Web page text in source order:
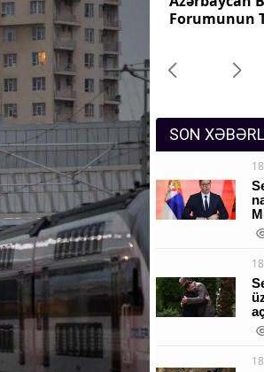
Sosium
Mənəvi dəyərlər
Texnologiya
Mətbuat-150
Komitəsi yaradılıb
çağırılıb,
SON